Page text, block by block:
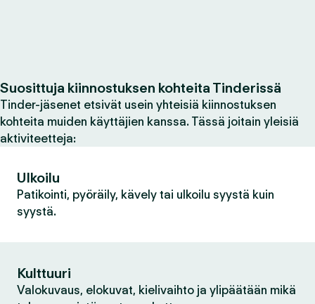
Suosittuja kiinnostuksen kohteita Tinderissä
Tinder-jäsenet etsivät usein yhteisiä kiinnostuksen
kohteita muiden käyttäjien kanssa. Tässä joitain yleisiä
aktiviteetteja:
Ulkoilu
Patikointi, pyöräily, kävely tai ulkoilu syystä kuin
syystä.
Kulttuuri
Valokuvaus, elokuvat, kielivaihto ja ylipäätään mikä